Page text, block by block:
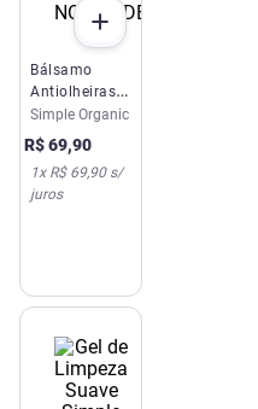
NOVIDADE
Bálsamo
Antiolheiras
Simple 12g
Simple Organic
R$69,90
1x R$ 69,90s/
juros